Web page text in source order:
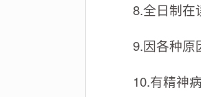
8.全日制在读
9.因各种原因
10.有精神病